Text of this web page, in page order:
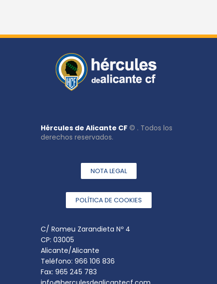
Hércules de Alicante CF © . Todos los
derechos reservados.
NOTA LEGAL
POLÍTICA DE COOKIES
C/ Romeu Zarandieta Nº 4
CP: 03005
Alicante/Alicante
Teléfono: 966 106 836
Fax: 965 245 783